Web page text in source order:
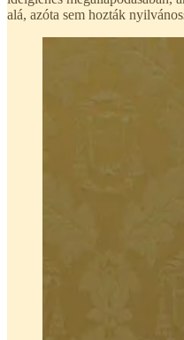
alá, azóta sem hozták